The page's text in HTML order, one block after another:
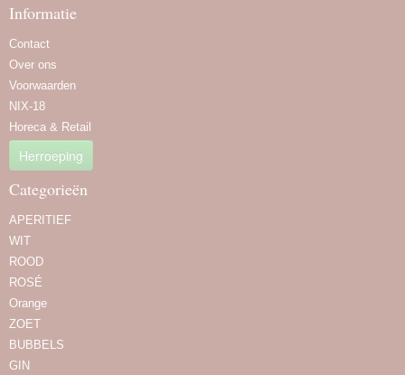
Informatie
Contact
Over ons
Voorwaarden
NIX-18
Horeca & Retail
Herroeping
Categorieën
APERITIEF
WIT
ROOD
ROSÉ
Orange
ZOET
BUBBELS
GIN